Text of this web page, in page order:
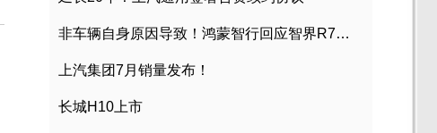
非车辆自身原因导致！鸿蒙智行回应智界R7起火事故
上汽集团7月销量发布！
长城H10上市